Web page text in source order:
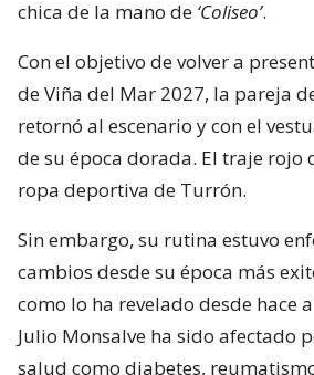
chica de la mano de ‘Coliseo’.
Con el objetivo de volver a
de Viña del Mar 2027, la pareja
retornó al escenario y con el
de su época dorada. El traje rojo
ropa deportiva de Turrón.
Sin embargo, su rutina estuvo
cambios desde su época más
como lo ha revelado desde hace
Julio Monsalve ha sido afectado
salud como diabetes,